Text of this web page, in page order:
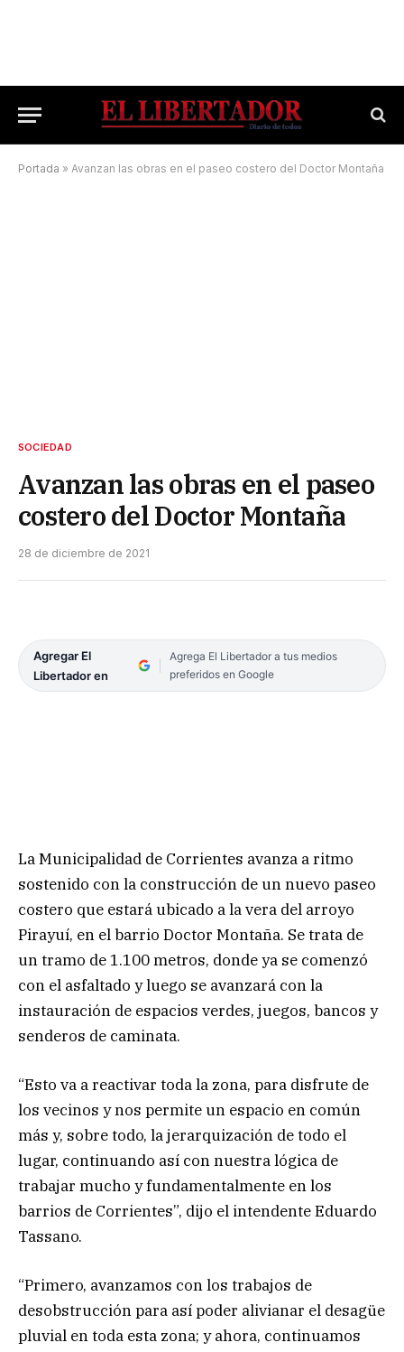
Portada » Avanzan las obras en el paseo costero del Doctor Montaña
SOCIEDAD
Avanzan las obras en el paseo
costero del Doctor Montaña
28 de diciembre de 2021
Agregar El
Libertador en
Agrega El Libertador a tus medios
preferidos en Google
La Municipalidad de Corrientes avanza a ritmo
sostenido con la construcción de un nuevo paseo
costero que estará ubicado a la vera del arroyo
Pirayuí, en el barrio Doctor Montaña. Se trata de
un tramo de 1.100 metros, donde ya se comenzó
con el asfaltado y luego se avanzará con la
instauración de espacios verdes, juegos, bancos y
senderos de caminata.
“Esto va a reactivar toda la zona, para disfrute de
los vecinos y nos permite un espacio en común
más y, sobre todo, la jerarquización de todo el
lugar, continuando así con nuestra lógica de
trabajar mucho y fundamentalmente en los
barrios de Corrientes”, dijo el intendente Eduardo
Tassano.
“Primero, avanzamos con los trabajos de
desobstrucción para así poder alivianar el desagüe
pluvial en toda esta zona; y ahora, continuamos